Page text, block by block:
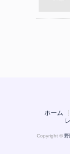
ホーム
Copyright © 野